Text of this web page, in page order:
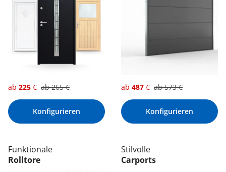
ab 225 € ab265€
Konfigurieren
ab 487 € ab573€
Konfigurieren
Funktionale
Rolltore
Stilvolle
Carports